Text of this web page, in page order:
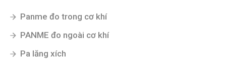
Panme đo trong cơ khí
PANME đo ngoài cơ khí
Pa lăng xích